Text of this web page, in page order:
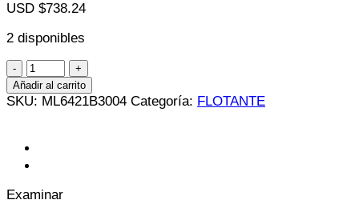
USD $738.24
2 disponibles
ML6421B3004
cantidad
Añadir al carrito
SKU: ML6421B3004 Categoría: FLOTANTE
Examinar